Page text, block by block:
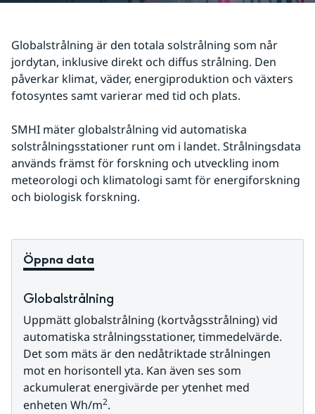
Globalstrålning är den totala solstrålning som når
jordytan, inklusive direkt och diffus strålning. Den
påverkar klimat, väder, energiproduktion och växters
fotosyntes samt varierar med tid och plats.
SMHI mäter globalstrålning vid automatiska
solstrålningsstationer runt om i landet. Strålningsdata
används främst för forskning och utveckling inom
meteorologi och klimatologi samt för energiforskning
och biologisk forskning.
Öppna data
Globalstrålning
Uppmätt globalstrålning (kortvågsstrålning) vid
automatiska strålningsstationer, timmedelvärde.
Det som mäts är den nedåtriktade strålningen
mot en horisontell yta. Kan även ses som
ackumulerat energivärde per ytenhet med
enheten Wh/m2.